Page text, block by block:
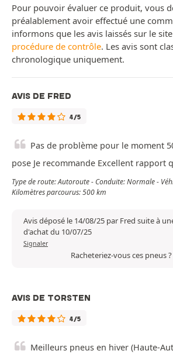
Pour pouvoir évaluer ce produit, vous
préalablement avoir effectué une
informons que les avis laissés sur le
procédure de contrôle. Les avis sont
chronologique uniquement.
AVIS DE FRED
4/5
Pas de problème pour le moment
pose Je recommande Excellent rapport
Type de route: Autoroute - Conduite: Normale -
Kilomètres parcourus: 500 km
Avis déposé le 14/08/25 par Fred suite à
d'achat du 10/07/25
Signaler
Racheteriez-vous ces pneus ?
AVIS DE TORSTEN
4/5
Meilleurs pneus en hiver (Haute-